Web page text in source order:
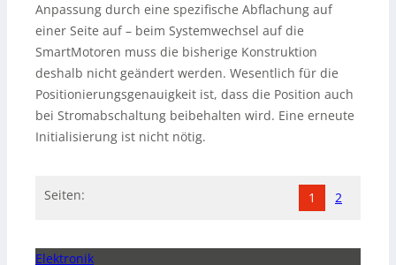
Anpassung durch eine spezifische Abflachung auf
einer Seite auf – beim Systemwechsel auf die
SmartMotoren muss die bisherige Konstruktion
deshalb nicht geändert werden. Wesentlich für die
Positionierungsgenauigkeit ist, dass die Position auch
bei Stromabschaltung beibehalten wird. Eine erneute
Initialisierung ist nicht nötig.
Seiten: 1 2
Elektronik